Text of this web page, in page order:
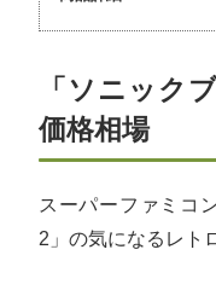
「ソニック
価格相場
スーパーファミコ
2」の気になるレト